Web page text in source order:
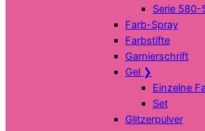
Serie 580-
Farb-Spray
Farbstifte
Garnierschrift
Gel ❯
Einzelne
Set
Glitzerpulver